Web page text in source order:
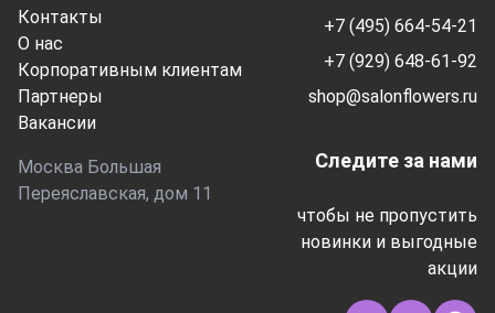
Контакты
О нас
Корпоративным клиентам
Партнеры
Вакансии
Москва Большая
Переяславская, дом 11
+7 (495) 664-54-21
+7 (929) 648-61-92
shop@salonflowers.ru
Следите за нами
чтобы не пропустить
новинки и выгодные
акции